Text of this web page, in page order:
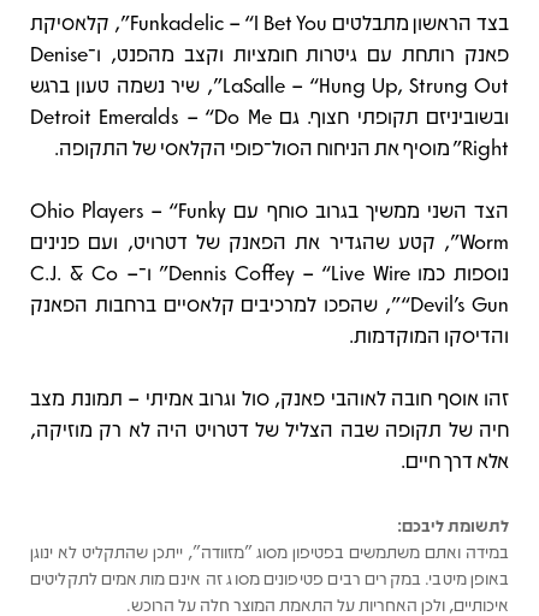
בצד הראשון מתבלטים Funkadelic – “I Bet You”, קלאסיקת
פאנק רותחת עם גיטרות חומציות וקצב מהפנט, ו־Denise
LaSalle – “Hung Up, Strung Out”, שיר נשמה טעון ברגש
ובשוביניזם תקופתי חצוף. גם Detroit Emeralds – “Do Me
Right” מוסיף את הניחוח הסול־פופי הקלאסי של התקופה.
הצד השני ממשיך בגרוב סוחף עם Ohio Players – “Funky
Worm”, קטע שהגדיר את הפאנק של דטרויט, ועם פנינים
נוספות כמו Dennis Coffey – “Live Wire” ו־C.J. & Co –
“Devil’s Gun”, שהפכו למרכיבים קלאסיים ברחבות הפאנק
והדיסקו המוקדמות.
זהו אוסף חובה לאוהבי פאנק, סול וגרוב אמיתי – תמונת מצב
חיה של תקופה שבה הצליל של דטרויט היה לא רק מוזיקה,
אלא דרך חיים.
לתשומת ליבכם:
במידה ואתם משתמשים בפטיפון מסוג "מזוודה", ייתכן שהתקליט לא ינוגן
באופן מיטבי. במקרים רבים פטיפונים מסוג זה אינם מותאמים לתקליטים
איכותיים, ולכן האחריות על התאמת המוצר חלה על הרוכש.